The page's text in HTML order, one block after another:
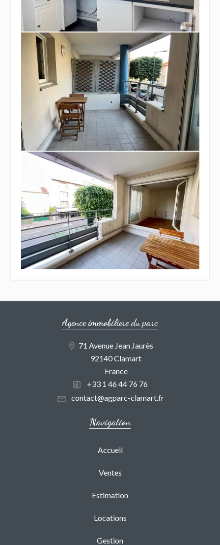
Agence immobiliere du parc
71 Avenue Jean Jaurès
92140 Clamart
France
+33 1 46 44 76 76
contact@agparc-clamart.fr
Navigation
Accueil
Ventes
Estimation
Locations
Gestion